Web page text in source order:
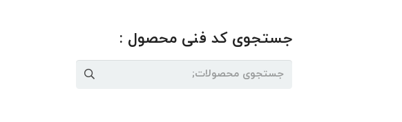
جستجوی کد فنی محصول :
جستجو
برای: